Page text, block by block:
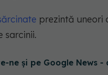
prezintă uneori
sarcinii.
ne și pe Google News -